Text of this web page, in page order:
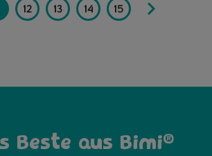
12 13 14 15 16
Beste aus Bimi®